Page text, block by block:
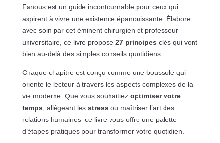
Fanous est un guide incontournable pour ceux qui
aspirent à vivre une existence épanouissante. Élabore
avec soin par cet éminent chirurgien et professeur
universitaire, ce livre propose 27 principes clés qui vont
bien au-delà des simples conseils quotidiens.
Chaque chapitre est conçu comme une boussole qui
oriente le lecteur à travers les aspects complexes de la
vie moderne. Que vous souhaitiez optimiser votre
temps, allégeant les stress ou maîtriser l’art des
relations humaines, ce livre vous offre une palette
d’étapes pratiques pour transformer votre quotidien.